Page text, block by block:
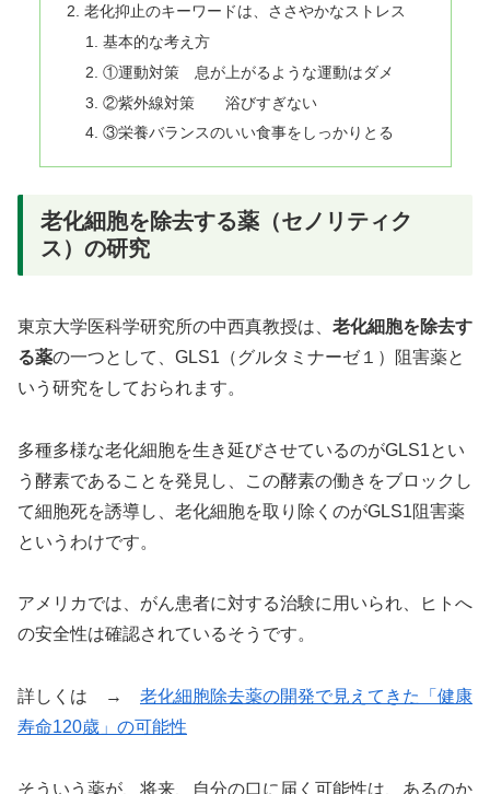
老化抑止のキーワードは、ささやかなストレス
基本的な考え方
①運動対策 息が上がるような運動はダメ
②紫外線対策 浴びすぎない
③栄養バランスのいい食事をしっかりとる
老化細胞を除去する薬（セノリティク
ス）の研究
東京大学医科学研究所の中西真教授は、 老化細胞を除去す
る薬の一つとして、GLS1（グルタミナーゼ１）阻害薬と
いう研究をしておられます。
多種多様な老化細胞を生き延びさせているのがGLS1とい
う酵素であることを発見し、この酵素の働きをブロックし
て細胞死を誘導し、老化細胞を取り除くのがGLS1阻害薬
というわけです。
アメリカでは、がん患者に対する治験に用いられ、ヒトへ
の安全性は確認されているそうです。
詳しくは → 老化細胞除去薬の開発で見えてきた「健康
寿命120歳」の可能性
そういう薬が、将来、自分の口に届く可能性は、あるのか